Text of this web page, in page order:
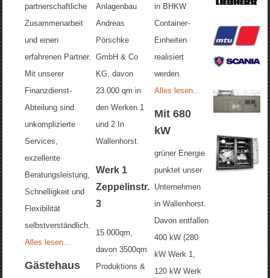
partnerschaftliche
Zusammenarbeit
und einen
erfahrenen Partner.
Mit unserer
Finanzdienst-
Abteilung sind
unkomplizierte
Services,
exzellente
Beratungsleistung,
Schnelligkeit und
Flexibilität
selbstverständlich.
Alles lesen...
Gästehaus
Anlagenbau
Andreas
Pörschke
GmbH & Co
KG, davon
23.000 qm in
den Werken 1
und 2 In
Wallenhorst.
Werk 1
Zeppelinstr.
3
15.000qm,
davon 3500qm
Produktions &
in BHKW
Container-
Einheiten
realisiert
werden.
Alles lesen...
Mit 680
kW
grüner Energie
punktet unser
Unternehmen
in Wallenhorst.
Davon entfallen
400 kW (280
kW Werk 1,
120 kW Werk